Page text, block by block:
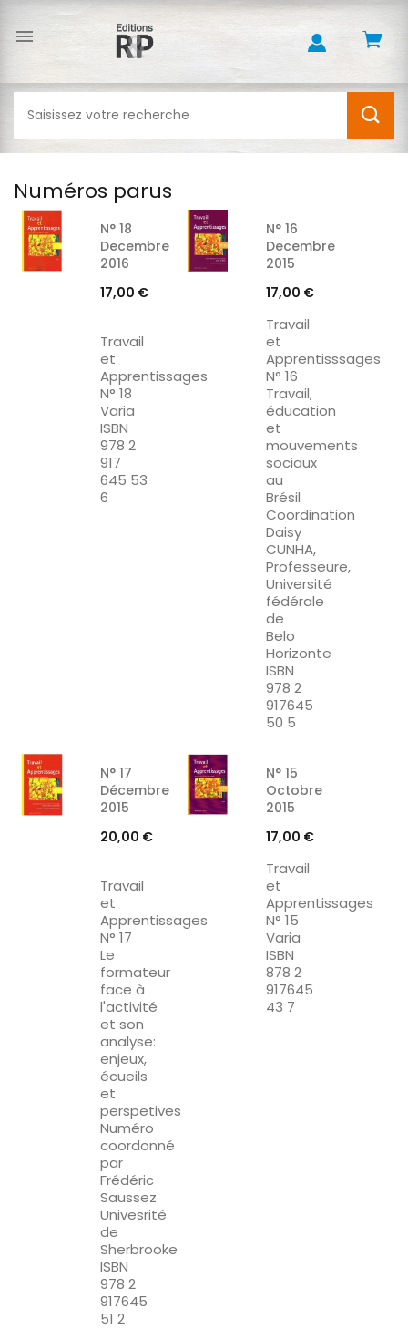

Numéros parus
N° 18
Decembre
2016
Prix
17,00 €
Travail
et
Apprentissages
N° 18
Varia
ISBN
978 2
917
645 53
6
N° 16
Decembre
2015
Prix
17,00 €
Travail
et
Apprentisssages
N° 16
Travail,
éducation
et
mouvements
sociaux
au
Brésil
Coordination
Daisy
CUNHA,
Professeure,
Université
fédérale
de
Belo
Horizonte
ISBN
978 2
917645
50 5
N° 17
Décembre
2015
Prix
20,00 €
Travail
et
Apprentissages
N° 17
Le
formateur
face à
l'activité
et son
analyse:
enjeux,
écueils
et
perspetives
Numéro
coordonné
par
Frédéric
Saussez
Univesrité
de
Sherbrooke
ISBN
978 2
917645
51 2
N° 15
Octobre
2015
Prix
17,00 €
Travail
et
Apprentissages
N° 15
Varia
ISBN
878 2
917645
43 7